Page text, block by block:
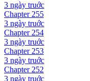
3 ngày truớc
Chapter255
3 ngày truớc
Chapter254
3 ngày truớc
Chapter253
3 ngày truớc
Chapter252
3 ngày truớc